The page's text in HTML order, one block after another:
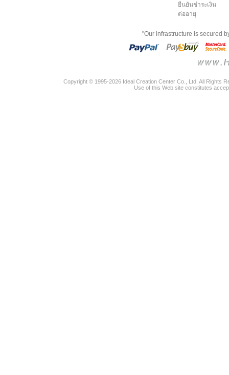
ยืนยันชำระเงิน
ต่ออายุ
"Our infrastructure is secured
Copyright © 1995-2026 Ideal Creation Center Co., Ltd. All Rights
Use of this Web site constitutes